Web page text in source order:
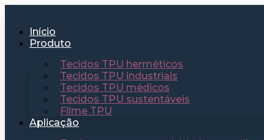
Início
Produto
Tecidos TPU herméticos
Tecidos TPU industriais
Tecidos TPU médicos
Tecidos TPU sustentáveis
Filme TPU
Aplicação